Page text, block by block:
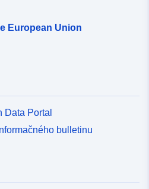
European Union
Data Portal
bulletinu